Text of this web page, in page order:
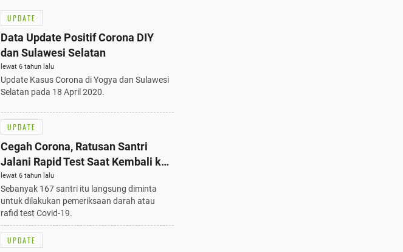
UPDATE
Data Update Positif Corona DIY
dan Sulawesi Selatan
lewat 6 tahun lalu
Update Kasus Corona di Yogya dan Sulawesi
Selatan pada 18 April 2020.
UPDATE
Cegah Corona, Ratusan Santri
Jalani Rapid Test Saat Kembali ke
Sulsel
lewat 6 tahun lalu
Sebanyak 167 santri itu langsung diminta
untuk dilakukan pemeriksaan darah atau
rafid test Covid-19.
UPDATE